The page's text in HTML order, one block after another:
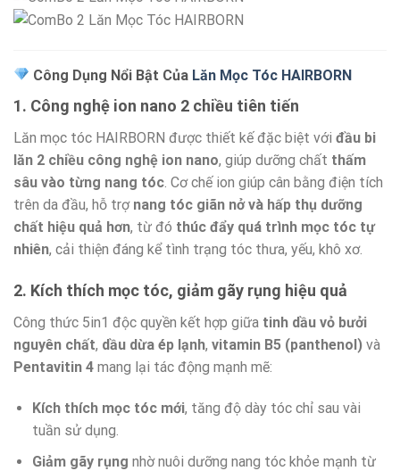
Công Dụng Nổi Bật Của Lăn Mọc Tóc HAIRBORN
1. Công nghệ ion nano 2 chiều tiên tiến
Lăn mọc tóc HAIRBORN được thiết kế đặc biệt với đầu bi
lăn 2 chiều công nghệ ion nano, giúp dưỡng chất thấm
sâu vào từng nang tóc . Cơ chế ion giúp cân bằng điện tích
trên da đầu, hỗ trợ nang tóc giãn nở và hấp thụ dưỡng
chất hiệu quả hơn, từ đó thúc đẩy quá trình mọc tóc tự
nhiên, cải thiện đáng kể tình trạng tóc thưa, yếu, khô xơ.
2. Kích thích mọc tóc, giảm gãy rụng hiệu quả
Công thức 5in1 độc quyền kết hợp giữa tinh dầu vỏ bưởi
nguyên chất, dầu dừa ép lạnh, vitamin B5 (panthenol) và
Pentavitin 4 mang lại tác động mạnh mẽ:
Kích thích mọc tóc mới, tăng độ dày tóc chỉ sau vài
tuần sử dụng.
Giảm gãy rụng nhờ nuôi dưỡng nang tóc khỏe mạnh từ